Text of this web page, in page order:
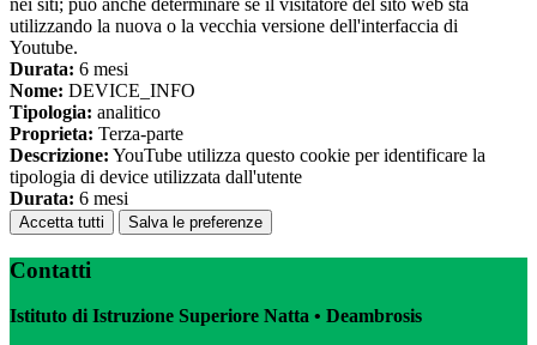
nei siti; può anche determinare se il visitatore del sito web sta
utilizzando la nuova o la vecchia versione dell'interfaccia di
Youtube.
Durata: 6 mesi
Nome: DEVICE_INFO
Tipologia: analitico
Proprieta: Terza-parte
Descrizione: YouTube utilizza questo cookie per identificare la
tipologia di device utilizzata dall'utente
Durata: 6 mesi
Accetta tutti Salva le preferenze
Contatti
Istituto di Istruzione Superiore Natta • Deambrosis